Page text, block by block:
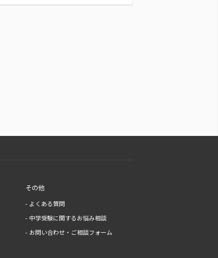
その他
よくある質問
中学受験に関するお悩み相談
お問い合わせ・ご相談フォーム